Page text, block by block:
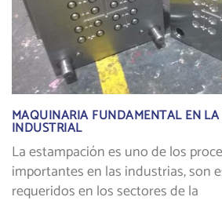
MAQUINARIA FUNDAMENTAL EN
INDUSTRIAL
La estampación es uno de los
importantes en las industrias, son
requeridos en los sectores de la